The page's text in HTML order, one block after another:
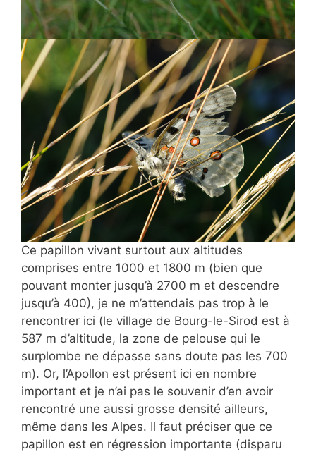
Ce papillon vivant surtout aux altitudes
comprises entre 1000 et 1800 m (bien que
pouvant monter jusqu’à 2700 m et descendre
jusqu’à 400), je ne m’attendais pas trop à le
rencontrer ici (le village de Bourg-le-Sirod est à
587 m d’altitude, la zone de pelouse qui le
surplombe ne dépasse sans doute pas les 700
m). Or, l’Apollon est présent ici en nombre
important et je n’ai pas le souvenir d’en avoir
rencontré une aussi grosse densité ailleurs,
même dans les Alpes. Il faut préciser que ce
papillon est en régression importante (disparu